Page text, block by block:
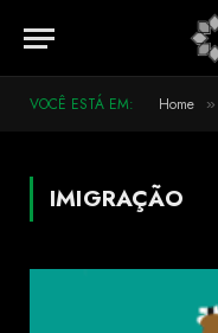
VOCÊ ESTÁ EM: Home »
IMIGRAÇÃO